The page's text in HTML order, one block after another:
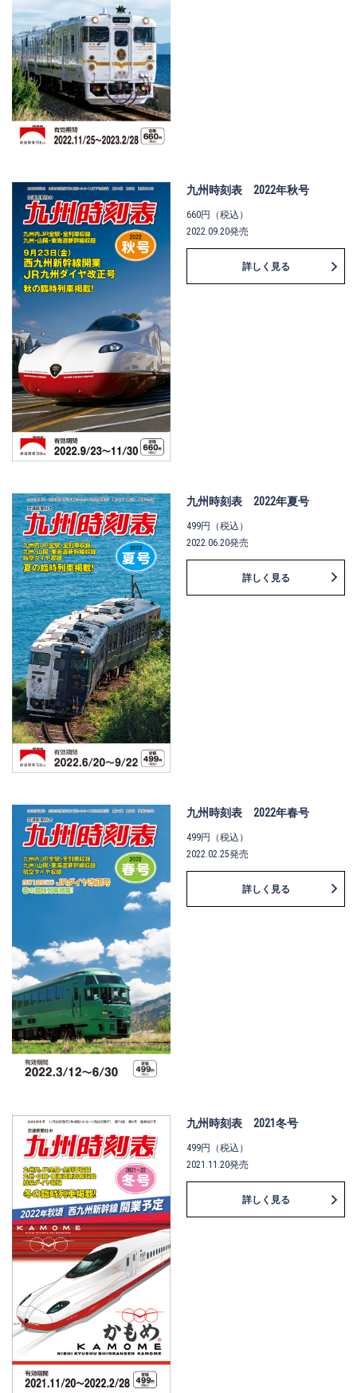
九州時刻表 2022年秋号
660円（税込）
2022.09.20発売
詳しく見る
九州時刻表 2022年夏号
499円（税込）
2022.06.20発売
詳しく見る
九州時刻表 2022年春号
499円（税込）
2022.02.25発売
詳しく見る
九州時刻表 2021冬号
499円（税込）
2021.11.20発売
詳しく見る